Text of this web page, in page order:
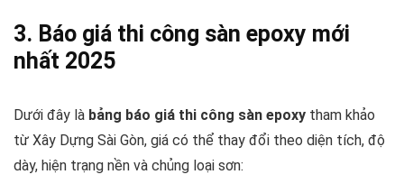
3. Báo giá thi công sàn epoxy mới
nhất 2025
Dưới đây là bảng báo giá thi công sàn epoxy tham khảo
từ Xây Dựng Sài Gòn, giá có thể thay đổi theo diện tích, độ
dày, hiện trạng nền và chủng loại sơn: